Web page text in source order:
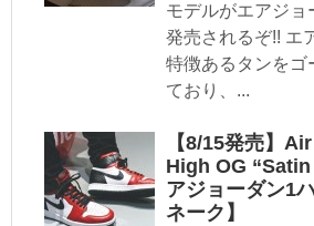
モデルがエアジョ
発売されるぞ!! エ
特徴あるタンをゴ
ており、...
【8/15発売】
High OG
アジョーダン1
ネーク】